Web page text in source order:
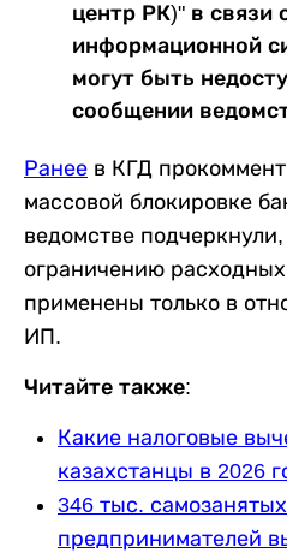
центр РК)" в связи
информационной
могут быть
сообщении
Ранее в КГД
массовой блокировке
ведомстве
ограничению
применены только в
ИП.
Читайте также:
Какие налоговые
казахстанцы в 2026
346 тыс.
предпринимателей